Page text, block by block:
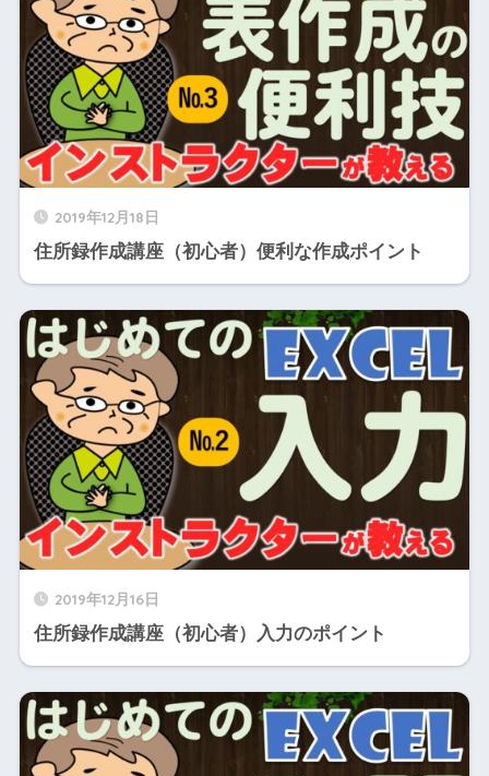
2019年12月18日
住所録作成講座（初心者）便利な作成ポイント
2019年12月16日
住所録作成講座（初心者）入力のポイント